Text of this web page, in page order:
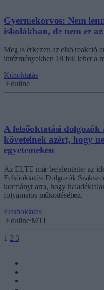
Gyermekorvos: Nem
iskolákban, de nem ez
Meg is érkezett az első reakció
intézményekben 18 fok lehet a
Közoktatás
Eduline
A felsőoktatási dolgozók
követelnek azért, hogy
egyetemeken
Az ELTE már bejelentette: az
Felsőoktatási Dolgozók
kormányt arra, hogy
folyamatos működéséhez.
Felsőoktatás
Eduline/MTI
1 2 3